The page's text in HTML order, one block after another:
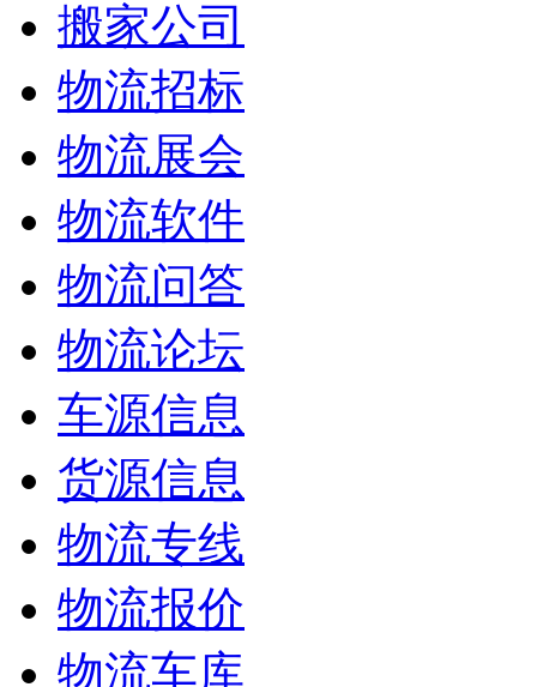
搬家公司
物流招标
物流展会
物流软件
物流问答
物流论坛
车源信息
货源信息
物流专线
物流报价
物流车库